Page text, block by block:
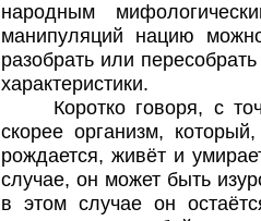
народным
манипуляций нацию
разобрать или
характеристики.
Коротко говоря, с
скорее организм,
рождается, живёт и
случае, он может быть
в этом случае он